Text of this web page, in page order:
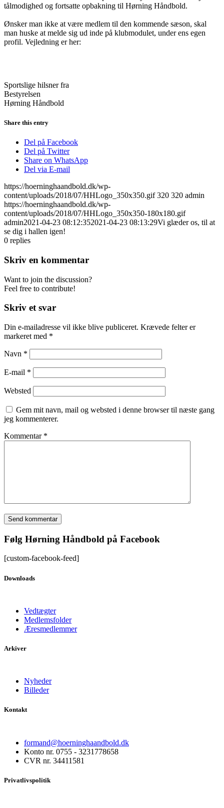
tålmodighed og fortsatte opbakning til Hørning Håndbold.
Ønsker man ikke at være medlem til den kommende sæson, skal
man huske at melde sig ud inde på klubmodulet, under ens egen
profil. Vejledning er her:
Sportslige hilsner fra
Bestyrelsen
Hørning Håndbold
Share this entry
Del på Facebook
Del på Twitter
Share on WhatsApp
Del via E-mail
https://hoerninghaandbold.dk/wp-
content/uploads/2018/07/HHLogo_350x350.gif 320 320 admin
https://hoerninghaandbold.dk/wp-
content/uploads/2018/07/HHLogo_350x350-180x180.gif
admin2021-04-23 08:12:352021-04-23 08:13:29Vi glæder os, til at
se dig i hallen igen!
0 replies
Skriv en kommentar
Want to join the discussion?
Feel free to contribute!
Skriv et svar
Din e-mailadresse vil ikke blive publiceret. Krævede felter er
markeret med *
Navn *
E-mail *
Websted
Gem mit navn, mail og websted i denne browser til næste gang
jeg kommenterer.
Kommentar *
Følg Hørning Håndbold på Facebook
[custom-facebook-feed]
Downloads
Vedtægter
Medlemsfolder
Æresmedlemmer
Arkiver
Nyheder
Billeder
Kontakt
formand@hoerninghaandbold.dk
Konto nr. 0755 - 3231778658
CVR nr. 34411581
Privatlivspolitik